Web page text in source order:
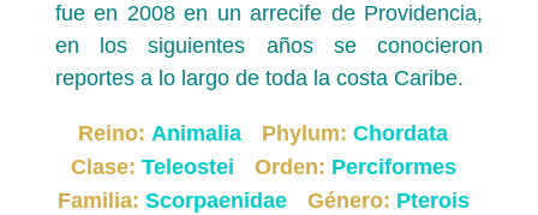
fue en 2008 en un arrecife de Providencia,
en los siguientes años se conocieron
reportes a lo largo de toda la costa Caribe.
Reino: Animalia Phylum: Chordata
Clase: Teleostei Orden: Perciformes
Familia: Scorpaenidae Género: Pterois